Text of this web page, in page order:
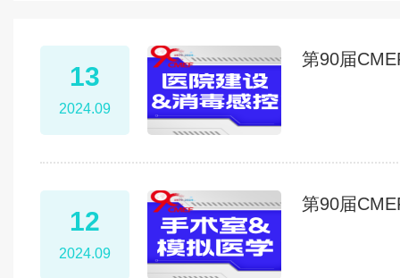
13
2024.09
第90届
12
2024.09
第90届